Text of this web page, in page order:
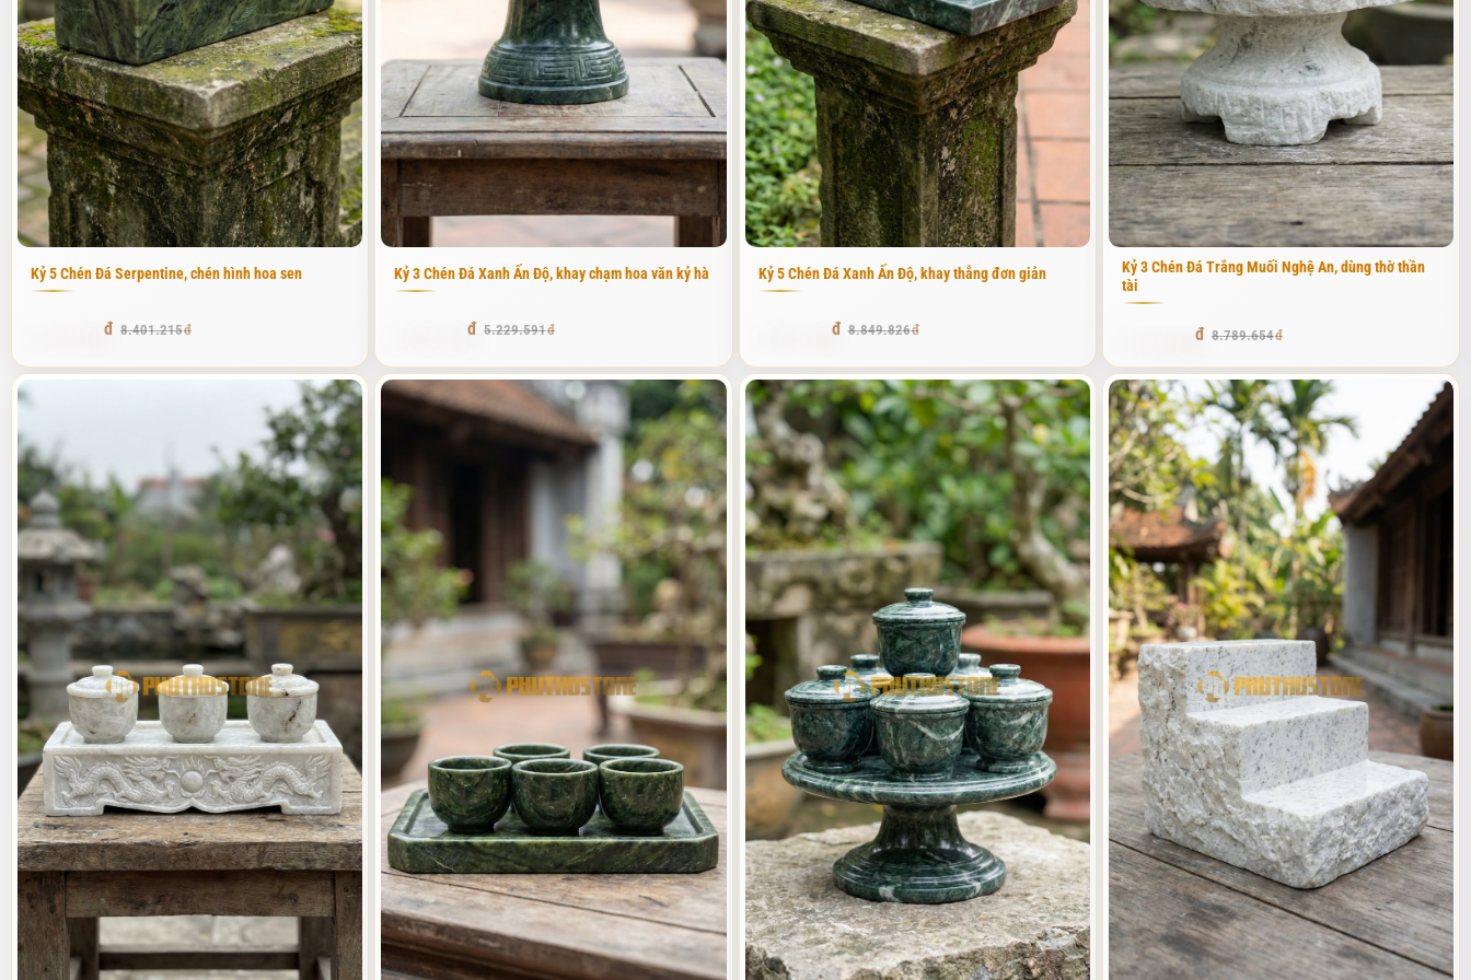
trên một chiếc đế dài (gọi là kỷ). Thông thường, một bộ kỷ chén sẽ có 3 hoặc 5 chén, dùng để đựng nước sạch hoặc rượu trắng trong các nghi lễ cúng bái. Theo quan niệm của cha ông ta, "trần sao âm vậy",
việc dâng nước thanh tịnh lên tổ tiên, thần linh thể hiện sự chu đáo, hiếu nghĩa và mong cầu sự mát mẻ, bình an cho gia đạo.
Trong ngũ hành, nước đại diện cho hành Thủy, tượng trưng cho tài lộc và sự thông tuệ. Khi được đựng trong những chiếc chén chế tác từ đá tự nhiên (hành Thổ), sự kết hợp này tạo nên một sự cân bằng
tuyệt vời. Tôi luôn nhắc nhở thợ của mình rằng, khi làm kỷ chén, phải chọn những khối đá không bị nứt vỡ, không có tạp chất đen ố, bởi đó là vật phẩm chứa đựng sự tinh khiết nhất. Một bộ kỷ chén bằng đá
đẹp không chỉ nằm ở đường nét chạm khắc mà còn ở độ trong và độ sâu của chất đá, tạo cảm giác linh thiêng mỗi khi gia chủ hành lễ.
Cấu tạo chi tiết của một bộ kỷ chén đá tiêu chuẩn
Một bộ kỷ chén đá hoàn chỉnh tại Phú Thọ Stone bao gồm hai phần chính: phần kỷ (đế) và phần chén. Phần kỷ thường được chế tác từ một khối đá dài, có độ dày vừa phải để đảm bảo sự vững chãi nhưng
không quá nặng nề. Mặt trên của kỷ được đục lõm nhẹ hoặc có các vị trí cố định để đặt chén, giúp chén không bị xê dịch trong quá trình sử dụng. Phần chén thờ thường được tiện tròn đều, lòng chén nhẵn
Tôi đặc biệt chú trọng đến tỷ lệ giữa kỷ và chén. Một bộ kỷ quá dài mà chén quá nhỏ sẽ tạo cảm giác lọt thỏm, ngược lại nếu chén quá to sẽ gây cảm giác chông chênh. Trải nghiệm thực tế cho thấy, các
kích thước chuẩn phong thủy như bộ kỷ 3 chén thường dài từ 20cm đến 25cm, trong khi bộ 5 chén thường dài từ 35cm đến 45cm. Việc tính toán tỉ lệ này giúp cho tổng thể bàn thờ trở nên hài hòa và thuận
Ý nghĩa của số lượng chén trên bộ kỷ
Thông thường, khách hàng của tôi hay phân vân giữa việc chọn bộ 3 chén hay 5 chén. Theo kinh nghiệm tư vấn của tôi, bộ 3 chén thường tượng trưng cho "Tam tài" (Thiên - Địa - Nhân) hoặc thờ Thần linh -
Gia tiên - Bà Cô Ông Mãnh trong gia đình. Đây là lựa chọn phù hợp cho những bàn thờ có diện tích nhỏ hoặc bàn thờ chung cư. Sự gọn gàng của bộ 3 chén giúp không gian thờ tự vẫn đảm bảo tính lễ nghi
mà không bị chiếm quá nhiều diện tích.
Ngược lại, bộ 5 chén lại mang ý nghĩa về "Ngũ hành" (Kim - Mộc - Thủy - Hỏa - Thổ) hoặc tượng trưng cho Ngũ phương, Ngũ thổ. Những gia đình có bàn thờ lớn, hoặc các nhà thờ họ thường ưu tiên chọn bộ 5
chén để tăng thêm phần uy nghi, long trọng. Tôi từng thi công cho một biệt thự tại Hà Nội, gia chủ chọn bộ 5 chén bằng đá trắng non nước, đặt trên bàn thờ đá rất sang trọng. Việc hiểu rõ ý nghĩa của số
lượng chén giúp gia chủ cảm thấy an tâm và tự tin hơn trong việc thờ phụng.
Các loại đá tự nhiên phổ biến dùng để chế tác kỷ chén
Lựa chọn chất liệu đá chính là khâu quan trọng nhất quyết định đến linh hồn của bộ kỷ chén. Tại kho đá của tôi, mỗi loại đá đều mang một vẻ đẹp và ý nghĩa riêng biệt. Tôi thường nói với khách hàng rằng,
đá tự nhiên là báu vật của đất trời, trải qua hàng triệu năm kiến tạo nên nó mang trong mình nguồn năng lượng rất mạnh. Khi chọn đá để làm đồ thờ, chúng ta không chỉ chọn một vật liệu xây dựng, mà
đang chọn một thực thể mang năng lượng bình an cho ngôi nhà.
Tùy vào cung mệnh của gia chủ cũng như tông màu chủ đạo của phòng thờ mà tôi sẽ đưa ra những lời khuyên khác nhau. Có người thích sự trầm mặc, cổ kính của đá xanh rêu, có người lại chuộng vẻ thanh
tao, thoát tục của đá trắng hay sự sang trọng, quyền quý của đá vàng. Mỗi loại đá khi được mài giũa, đánh bóng sẽ lộ ra những đường vân mây độc nhất vô nhị, khiến cho không có bộ kỷ chén nào hoàn toàn
giống bộ nào. Đó chính là nét quyến rũ đặc biệt của đá tự nhiên mà các vật liệu nhân tạo không bao giờ có được.
Kỷ 5 Chén Đá Serpentine, chén hình hoa sen
8.401.215
Kỷ 3 Chén Đá Xanh Ấn Độ, khay chạm hoa văn kỷ hà
5.229.591
Kỷ 5 Chén Đá Xanh Ấn Độ, khay thẳng đơn giản
8.849.826
Kỷ 3 Chén Đá Trắng Muối Nghệ An, dùng thờ thần
tài
8.789.654